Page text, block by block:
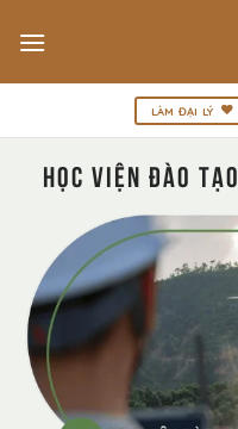
qua
nội
dung
LÀM ĐẠI LÝ
Học viện đào tạo